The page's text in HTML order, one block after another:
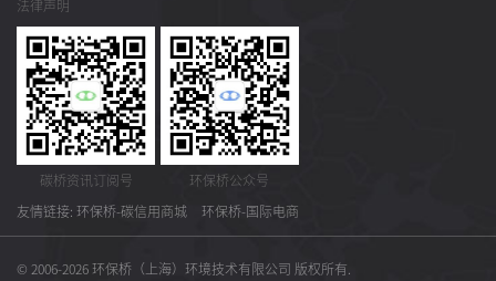
法律声明
碳桥资讯订阅号
环保桥公众号
友情链接: 环保桥-碳信用商城 环保桥-国际电商
© 2006-2026 环保桥（上海）环境技术有限公司 版权所有.